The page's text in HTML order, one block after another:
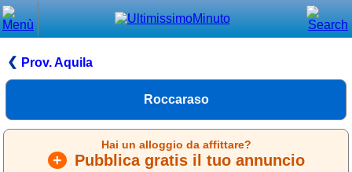
Prov. Aquila
Roccaraso
Hai un alloggio da affittare?
+ Pubblica gratis il tuo annuncio
Menù principale
⌂ Home